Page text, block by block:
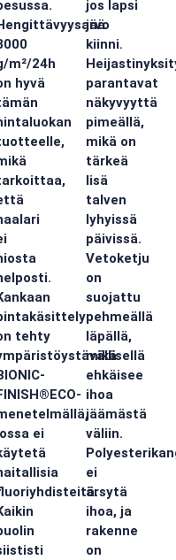
m²/24h
hyvä
tehty
ei
jos lapsi
jää
kiinni.
parantavat
näkyvyyttä
pimeällä,
mikä on
tärkeä
lisä
talven
lyhyissä
päivissä.
Vetoketju
on
suojattu
pehmeällä
läpällä,
mikä
ehkäisee
ihoa
jäämästä
väliin.
ei
ärsytä
ihoa, ja
rakenne
on